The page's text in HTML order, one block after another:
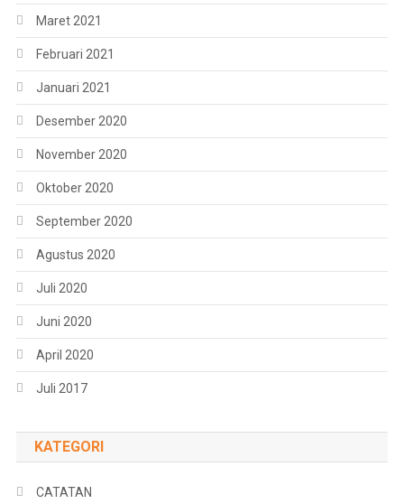
Maret 2021
Februari 2021
Januari 2021
Desember 2020
November 2020
Oktober 2020
September 2020
Agustus 2020
Juli 2020
Juni 2020
April 2020
Juli 2017
KATEGORI
CATATAN